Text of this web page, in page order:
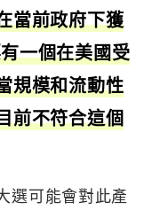
當前政府下獲
一個在美國受
規模和流動性
前不符合這個
選可能會對此產